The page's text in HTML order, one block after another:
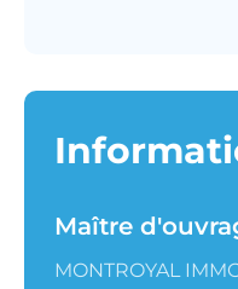
Maître
MONTROYAL